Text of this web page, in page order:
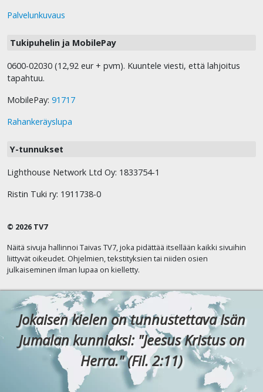
Palvelunkuvaus
Tukipuhelin ja MobilePay
0600-02030 (12,92 eur + pvm). Kuuntele viesti, että lahjoitus
tapahtuu.
MobilePay: 91717
Rahankeräyslupa
Y-tunnukset
Lighthouse Network Ltd Oy: 1833754-1
Ristin Tuki ry: 1911738-0
© 2026 TV7
Näitä sivuja hallinnoi Taivas TV7, joka pidättää itsellään kaikki sivuihin
liittyvät oikeudet. Ohjelmien, tekstityksien tai niiden osien
julkaiseminen ilman lupaa on kielletty.
Jokaisen kielen on tunnustettava Isän
Jumalan kunniaksi: "Jeesus Kristus on
Herra." (Fil. 2:11)